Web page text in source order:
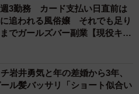
3勤務 カード支払い日直前は
追われる風俗嬢 それでも足り
でガールズバー副業【現役キャ
岩井勇気と年の差婚から3年、
ル髪バッサリ「ショート似合い